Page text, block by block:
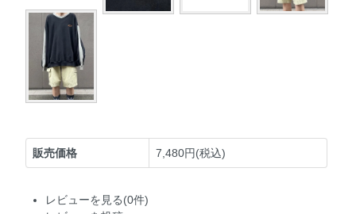
販売価格 7,480円(税込)
レビューを見る(0件)